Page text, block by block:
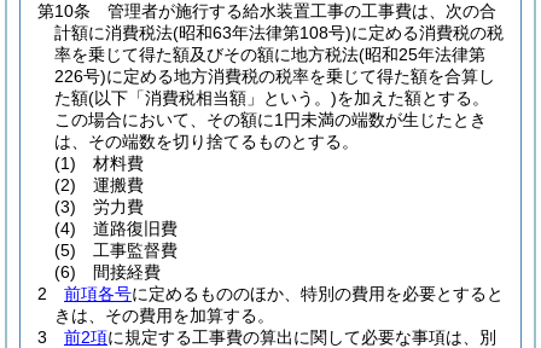
第10条
管理者が施行する給水装置工事の工事費は、次の合
計額に消費税法(昭和63年法律第108号)に定める消費税の税
率を乗じて得た額及びその額に地方税法(昭和25年法律第
226号)に定める地方消費税の税率を乗じて得た額を合算し
た額(以下「消費税相当額」という。)を加えた額とする。
この場合において、その額に1円未満の端数が生じたとき
は、その端数を切り捨てるものとする。
(1)
材料費
(2)
運搬費
(3)
労力費
(4)
道路復旧費
(5)
工事監督費
(6)
間接経費
2
前項各号に定めるもののほか、特別の費用を必要とすると
きは、その費用を加算する。
3
前2項に規定する工事費の算出に関して必要な事項は、別